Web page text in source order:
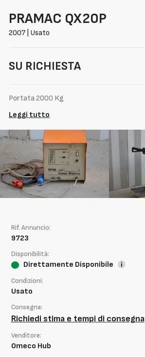
PRAMAC QX20P
2007 | Usato
SU RICHIESTA
Portata 2000 Kg
Leggi tutto
Rif. Annuncio:
9723
Disponibilità:
Direttamente Disponibile
Condizioni:
Usato
Consegna:
Richiedi stima e tempi di consegna
Venditore:
Omeco Hub